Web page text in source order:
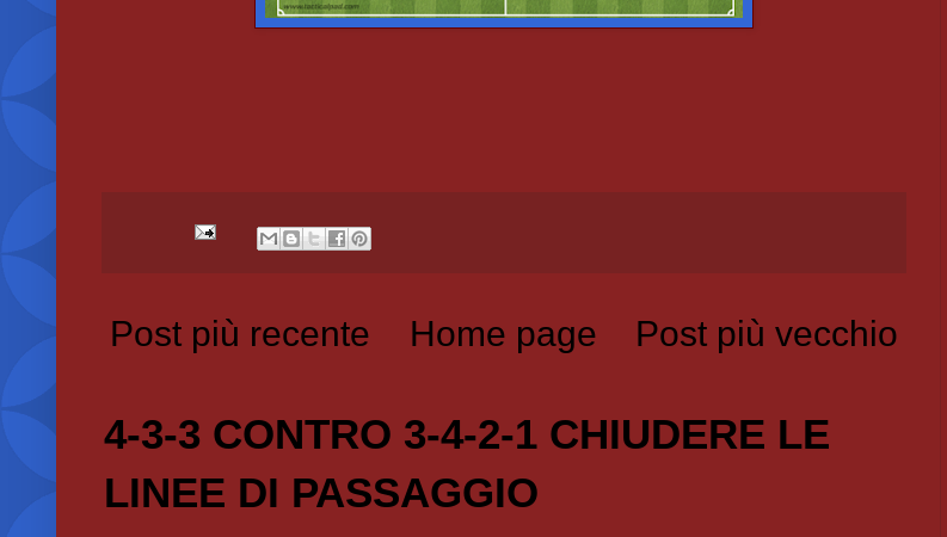
Post più recente Post più vecchio
Home page
4-3-3 CONTRO 3-4-2-1 CHIUDERE LE
LINEE DI PASSAGGIO